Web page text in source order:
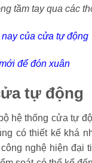
tầm tay qua các
của cửa tự động
để đón xuân
tự động
hệ thống cửa tự
có thiết kế khá
nghệ hiện